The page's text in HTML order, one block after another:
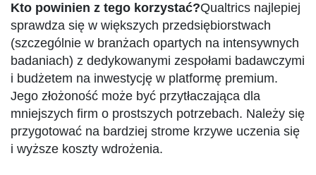
Kto powinien z tego korzystać?Qualtrics najlepiej
sprawdza się w większych przedsiębiorstwach
(szczególnie w branżach opartych na intensywnych
badaniach) z dedykowanymi zespołami badawczymi
i budżetem na inwestycję w platformę premium.
Jego złożoność może być przytłaczająca dla
mniejszych firm o prostszych potrzebach. Należy się
przygotować na bardziej strome krzywe uczenia się
i wyższe koszty wdrożenia.